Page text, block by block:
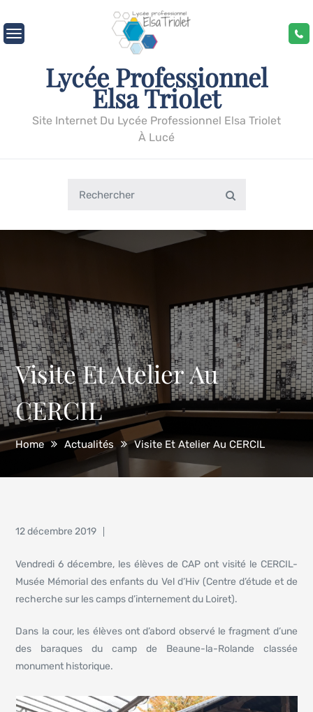
to
content
Lycée Professionnel
Elsa Triolet
Site Internet Du Lycée Professionnel Elsa Triolet
À Lucé
for:
Search
Visite Et Atelier Au
CERCIL
Home Actualités Visite Et Atelier Au CERCIL
Posted
12 décembre 2019
Vendredi 6 décembre, les élèves de CAP ont visité le CERCIL-
Musée Mémorial des enfants du Vel d’Hiv (Centre d’étude et de
recherche sur les camps d’internement du Loiret).
Dans la cour, les élèves ont d’abord observé le fragment d’une
des baraques du camp de Beaune-la-Rolande classée
monument historique.